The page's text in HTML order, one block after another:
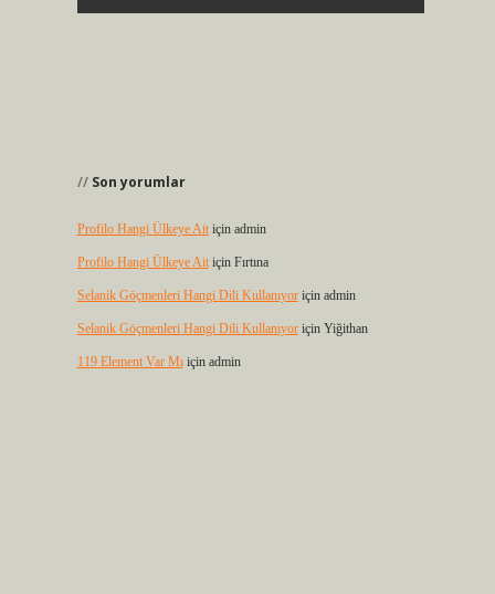
Son yorumlar
Profilo Hangi Ülkeye Aitiçin admin
Profilo Hangi Ülkeye Aitiçin Fırtına
Selanik Göçmenleri Hangi Dili Kullanıyoriçin admin
Selanik Göçmenleri Hangi Dili Kullanıyoriçin Yiğithan
119 Element Var Mıiçin admin